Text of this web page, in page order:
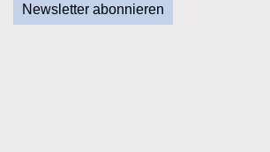
Newsletter abonnieren